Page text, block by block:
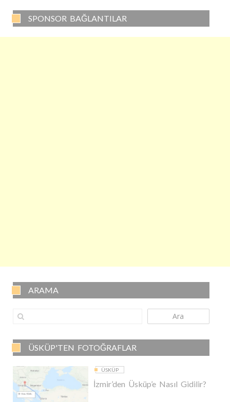
SPONSOR BAĞLANTILAR
ARAMA
Ara
ÜSKÜP'TEN FOTOĞRAFLAR
ÜSKÜP
İzmir’den Üsküp’e Nasıl Gidilir?